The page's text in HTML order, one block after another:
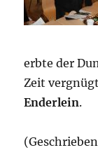
erbte der
Zeit
Enderlein.